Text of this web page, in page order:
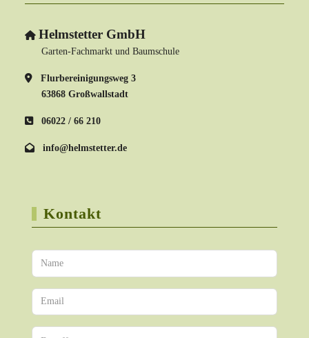
Helmstetter GmbH
Garten-Fachmarkt und Baumschule
Flurbereinigungsweg 3
63868 Großwallstadt
06022 / 66 210
info@helmstetter.de
Kontakt